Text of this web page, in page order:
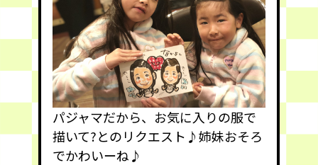
パジャマだから、お気に入りの服で
描いて?とのリクエスト♪姉妹おそろ
でかわいーね♪